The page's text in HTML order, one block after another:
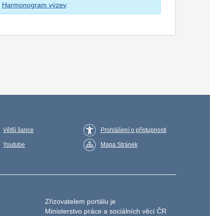
Harmonogram výzev.
Větší šance
Youtube
Prohlášení o přístupnosti
Mapa Stránek
Zřizovatelem portálu je
Ministerstvo práce a sociálních věcí ČR